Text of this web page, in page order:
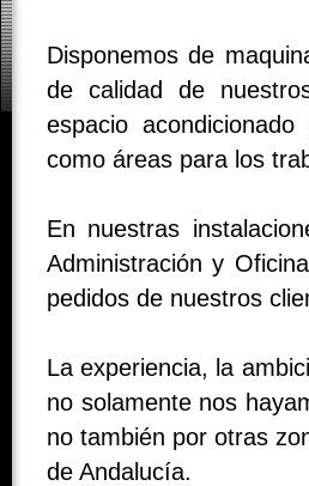
Disponemos de
de calidad de
espacio
como áreas para los
En nuestras
Administración y
pedidos de nuestros
La experiencia, la
no solamente nos
no también por otras
de Andalucía.